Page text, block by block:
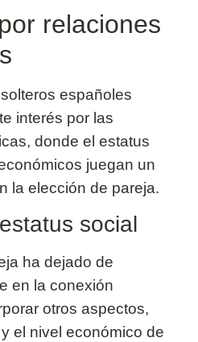
relaciones
españoles
interés por las
donde el estatus
juegan un
la elección de pareja.
social
ha dejado de
en la conexión
otros aspectos,
el nivel económico de